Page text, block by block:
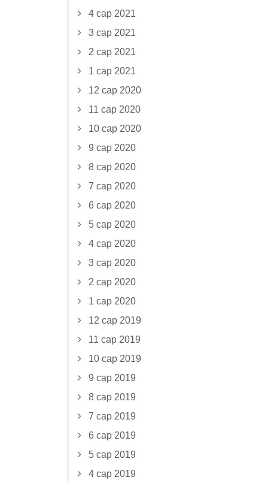
4 сар 2021
3 сар 2021
2 сар 2021
1 сар 2021
12 сар 2020
11 сар 2020
10 сар 2020
9 сар 2020
8 сар 2020
7 сар 2020
6 сар 2020
5 сар 2020
4 сар 2020
3 сар 2020
2 сар 2020
1 сар 2020
12 сар 2019
11 сар 2019
10 сар 2019
9 сар 2019
8 сар 2019
7 сар 2019
6 сар 2019
5 сар 2019
4 сар 2019